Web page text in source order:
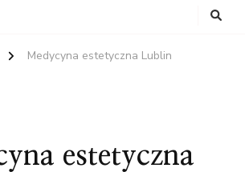
Medycyna estetyczna Lublin
estetyczna